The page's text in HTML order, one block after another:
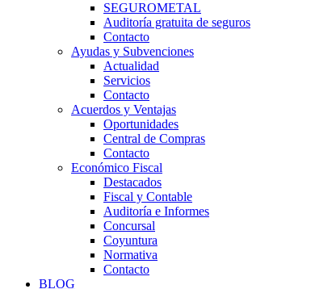
SEGUROMETAL
Auditoría gratuita de seguros
Contacto
Ayudas y Subvenciones
Actualidad
Servicios
Contacto
Acuerdos y Ventajas
Oportunidades
Central de Compras
Contacto
Económico Fiscal
Destacados
Fiscal y Contable
Auditoría e Informes
Concursal
Coyuntura
Normativa
Contacto
BLOG